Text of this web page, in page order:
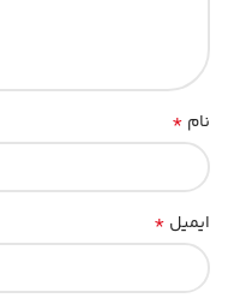
نام *
ایمیل *